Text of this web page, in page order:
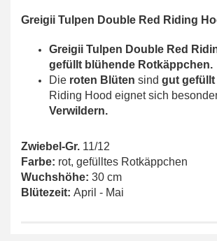
Greigii Tulpen Double Red Riding
Greigii Tulpen Double Red
gefüllt blühende Rotkäppchen.
Die roten Blüten sind gut gefüllt
Riding Hood eignet sich
Verwildern.
Zwiebel-Gr. 11/12
Farbe: rot, gefülltes Rotkäppchen
Wuchshöhe: 30 cm
Blütezeit: April - Mai